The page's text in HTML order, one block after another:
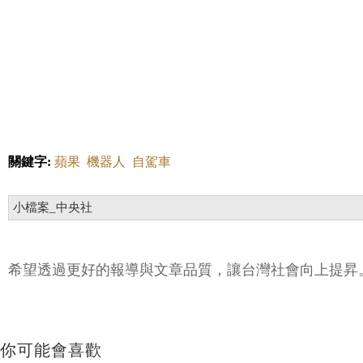
關鍵字: 蘋果 機器人 自駕車
小檔案_中央社
希望透過更好的報導與文章品質，讓台灣社會向上提昇
你可能會喜歡